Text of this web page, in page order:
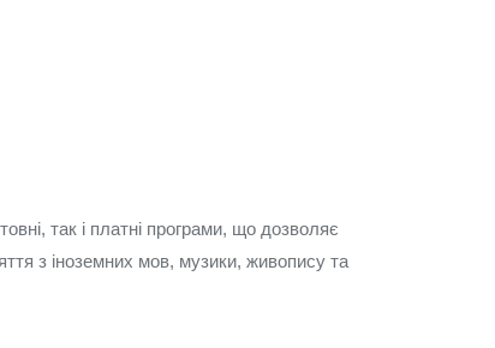
так і платні програми, що дозволяє
з іноземних мов, музики, живопису та